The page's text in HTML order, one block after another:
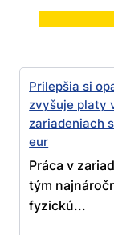
Prilepšia si
zvyšuje platy
zariadeniach
eur
Práca v
tým
fyzickú...